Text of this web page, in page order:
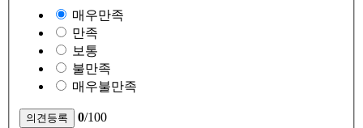
매우만족
만족
보통
불만족
매우불만족
0/100